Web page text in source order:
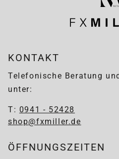
KONTAKT
Telefonische Beratung
unter:
T: 0941 - 52428
shop@fxmiller.de
ÖFFNUNGSZEITEN